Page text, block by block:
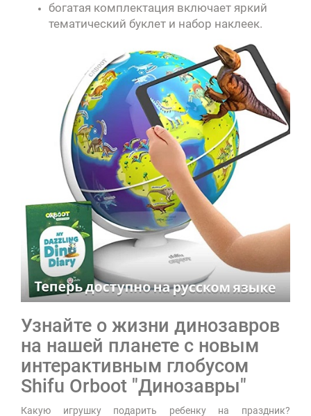
богатая комплектация включает яркий
тематический буклет и набор наклеек.
Узнайте о жизни динозавров
на нашей планете с новым
интерактивным глобусом
Shifu Orboot "Динозавры"
Какую игрушку подарить ребенку на праздник?